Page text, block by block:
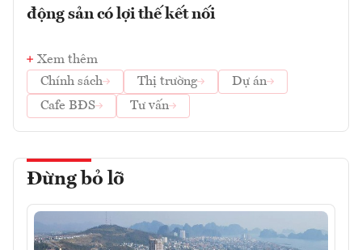
động sản có lợi thế kết nối
Xem thêm
Chính sách
Thị trường
Dự án
Cafe BĐS
Tư vấn
Đừng bỏ lỡ